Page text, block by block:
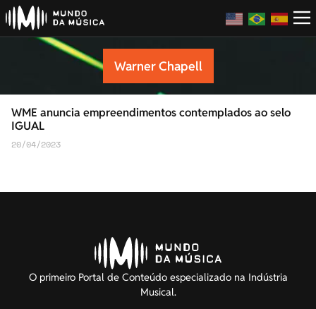
Warner Chapell
WME anuncia empreendimentos contemplados ao selo
IGUAL
20/04/2023
O primeiro Portal de Conteúdo especializado na Indústria
Musical.